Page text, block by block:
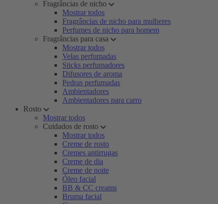
Fragrâncias de nicho
Mostrar todos
Fragrâncias de nicho para mulheres
Perfumes de nicho para homem
Fragrâncias para casa
Mostrar todos
Velas perfumadas
Sticks perfumadores
Difusores de aroma
Pedras perfumadas
Ambientadores
Ambientadores para carro
Rosto
Mostrar todos
Cuidados de rosto
Mostrar todos
Creme de rosto
Cremes antirrugas
Creme de dia
Creme de noite
Óleo facial
BB & CC creams
Bruma facial